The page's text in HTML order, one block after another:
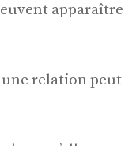
apparaître
une relation peut